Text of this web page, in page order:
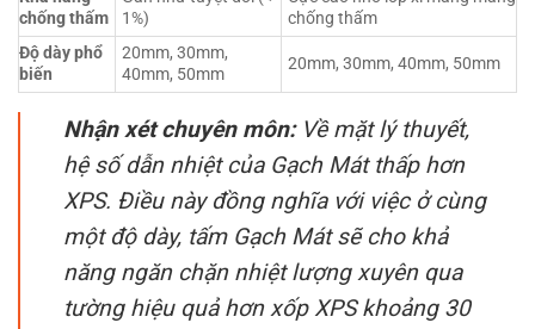
chống thấm
1%)
chống thấm
Độ dày phổ
biến
20mm, 30mm,
40mm, 50mm
20mm, 30mm, 40mm, 50mm
Nhận xét chuyên môn:Về mặt lý thuyết,
hệ số dẫn nhiệt của Gạch Mát thấp hơn
XPS. Điều này đồng nghĩa với việc ở cùng
một độ dày, tấm Gạch Mát sẽ cho khả
năng ngăn chặn nhiệt lượng xuyên qua
tường hiệu quả hơn xốp XPS khoảng 30